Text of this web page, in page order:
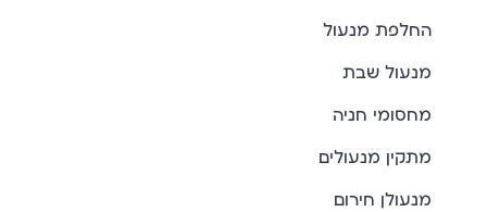
החלפת מנעול
מנעול שבת
מחסומי חניה
מתקין מנעולים
מנעולן חירום